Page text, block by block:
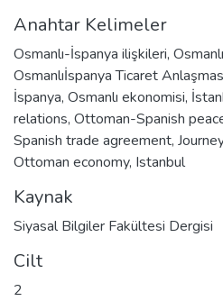
Anahtar Kelimeler
Osmanlı-İspanya ilişkileri,
Osmanlıİspanya Ticaret
İspanya, Osmanlı ekonomisi,
relations, Ottoman-Spanish
Spanish trade agreement,
Ottoman economy, Istanbul
Kaynak
Siyasal Bilgiler Fakültesi Dergisi
Cilt
2